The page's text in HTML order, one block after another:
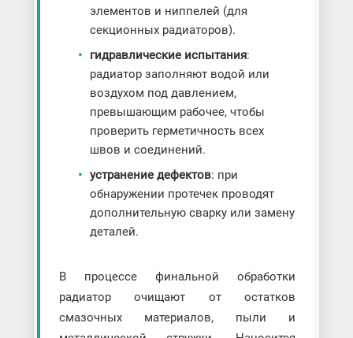
элементов и ниппелей (для
секционных радиаторов).
гидравлические испытания:
радиатор заполняют водой или
воздухом под давлением,
превышающим рабочее, чтобы
проверить герметичность всех
швов и соединений.
устранение дефектов: при
обнаружении протечек проводят
дополнительную сварку или замену
деталей.
В процессе финальной обработки
радиатор очищают от остатков
смазочных материалов, пыли и